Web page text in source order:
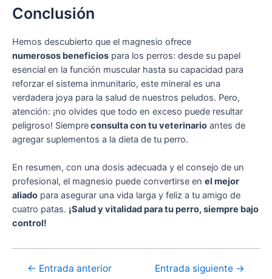
Conclusión
Hemos descubierto que el magnesio ofrece
numerosos beneficios para los perros: desde su papel
esencial en la función muscular hasta su capacidad para
reforzar el sistema inmunitario, este mineral es una
verdadera joya para la salud de nuestros peludos. Pero,
atención: ¡no olvides que todo en exceso puede resultar
peligroso! Siempreconsulta con tu veterinario antes de
agregar suplementos a la dieta de tu perro.
En resumen, con una dosis adecuada y el consejo de un
profesional, el magnesio puede convertirse en el mejor
aliado para asegurar una vida larga y feliz a tu amigo de
cuatro patas. ¡Salud y vitalidad para tu perro, siempre bajo
control!
Navegación
← Entrada anterior Entrada siguiente →